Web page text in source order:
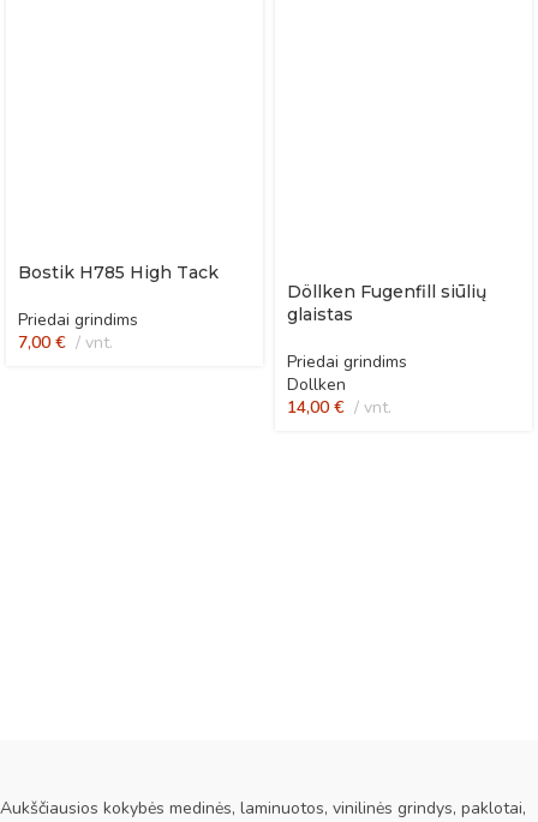
Bostik H785 High Tack
Priedai grindims
7,00 € vnt.
Döllken Fugenfill siūlių
glaistas
Priedai grindims
Dollken
14,00 € vnt.
Aukščiausios kokybės medinės, laminuotos, vinilinės grindys, paklotai,